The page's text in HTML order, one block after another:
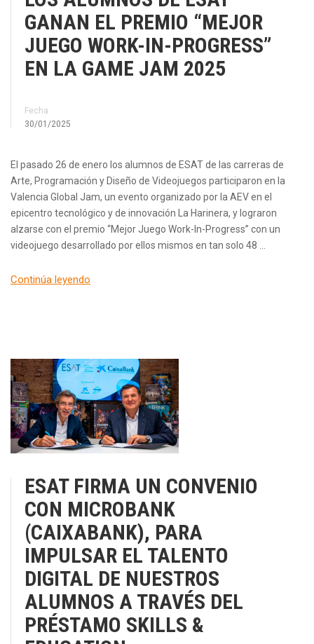
GANAN EL PREMIO “MEJOR
JUEGO WORK-IN-PROGRESS”
EN LA GAME JAM 2025
Fecha
30/01/2025
El pasado 26 de enero los alumnos de ESAT de las carreras de
Arte, Programación y Diseño de Videojuegos participaron en la
Valencia Global Jam, un evento organizado por la AEV en el
epicentro tecnológico y de innovación La Harinera, y lograron
alzarse con el premio “Mejor Juego Work-In-Progress” con un
videojuego desarrollado por ellos mismos en tan solo 48 …
Continúa leyendo
ESAT FIRMA UN CONVENIO
CON MICROBANK
(CAIXABANK), PARA
IMPULSAR EL TALENTO
DIGITAL DE NUESTROS
ALUMNOS A TRAVÉS DEL
PRÉSTAMO SKILLS &